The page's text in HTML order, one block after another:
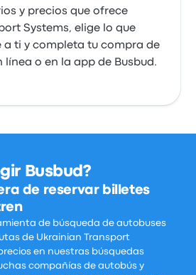
y precios que ofrece
Systems, elige lo que
a ti y completa tu compra de
línea o en la app de Busbud.
Busbud?
de reservar billetes
de búsqueda de autobuses
de Ukrainian Transport
en nuestras búsquedas
compañías de autobús y